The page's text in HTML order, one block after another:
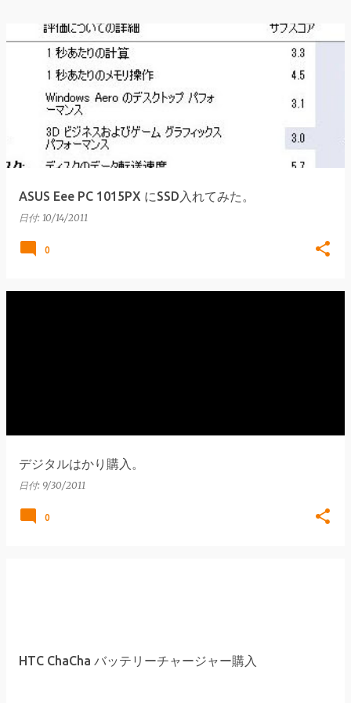
ASUS Eee PC 1015PX にSSD入れてみた。
日付: 10/14/2011
0
デジタルはかり購入。
日付: 9/30/2011
0
HTC ChaCha バッテリーチャージャー購入